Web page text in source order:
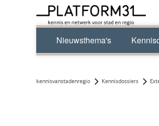
Nieuwsthema's
kennisvanstadenregio Kennisdossiers